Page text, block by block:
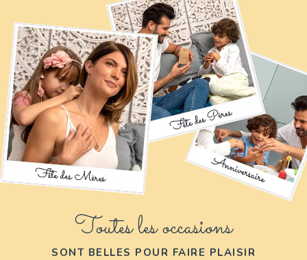
Toutes les occasions
SONT BELLES POUR FAIRE PLAISIR